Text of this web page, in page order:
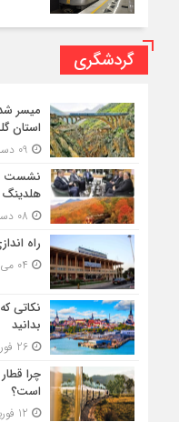
گردشگری
میسر
استان
نشست
هلدینگ
راه
نکاتی
بدانید
26 فوریه 2025 - 16:05
چرا
است؟